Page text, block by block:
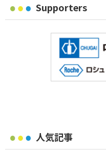
Supporters
人気記事